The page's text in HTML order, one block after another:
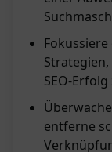
SEO-
entferne